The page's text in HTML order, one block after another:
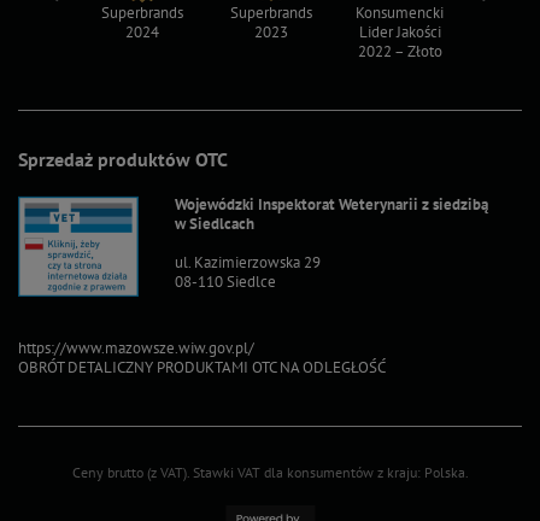
Sprzedaż produktów OTC
Wojewódzki Inspektorat Weterynarii z siedzibą
w Siedlcach
ul. Kazimierzowska 29
08-110 Siedlce
https://www.mazowsze.wiw.gov.pl/
OBRÓT DETALICZNY PRODUKTAMI OTC NA ODLEGŁOŚĆ
Superbrands
2024
Superbrands
2023
Konsumencki
Lider Jakości
2022 – Złoto
Ceny brutto (z VAT). Stawki VAT dla konsumentów z kraju: Polska